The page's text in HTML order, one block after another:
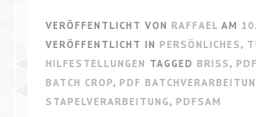
VERÖFFENTLICHT VON RAFFAEL AM
VERÖFFENTLICHT IN PERSÖNLICHES ,
HILFESTELLUNGEN TAGGED BRISS , PDF
BATCH CROP, PDF
STAPELVERARBEITUNG , PDFSAM